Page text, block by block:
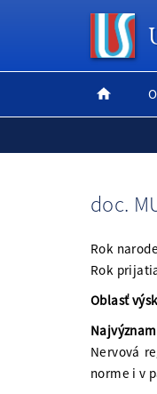
doc.
Rok
Rok
Oblasť
Nervová
norme i v